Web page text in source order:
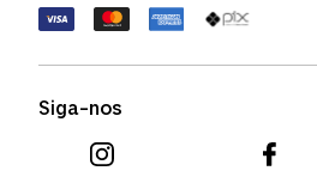
Termos de uso
Siga-nos